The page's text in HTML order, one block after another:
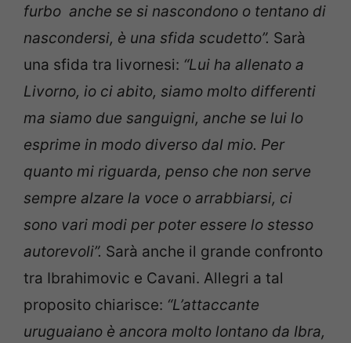
furbo anche se si nascondono o tentano di
nascondersi, è una sfida scudetto”. Sarà
una sfida tra livornesi: “Lui ha allenato a
Livorno, io ci abito, siamo molto differenti
ma siamo due sanguigni, anche se lui lo
esprime in modo diverso dal mio. Per
quanto mi riguarda, penso che non serve
sempre alzare la voce o arrabbiarsi, ci
sono vari modi per poter essere lo stesso
autorevoli”. Sarà anche il grande confronto
tra Ibrahimovic e Cavani. Allegri a tal
proposito chiarisce: “L’attaccante
uruguaiano è ancora molto lontano da Ibra,